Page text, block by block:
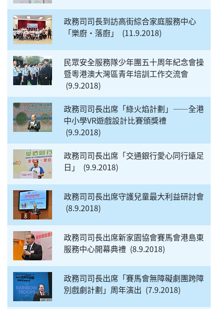
政務司司長到訪高街綜合家庭服務中心
「樂廚‧落廚」
11.9.2018
民眾安全服務隊少年團五十周年紀念會操
暨粵港澳大灣區青年培訓工作交流會
9.9.2018
政務司司長出席「綠火焰計劃」——全港
中小學VR遊戲設計比賽頒獎禮
9.9.2018
政務司司長出席「交通銀行愛心同行遠足
日」
9.9.2018
政務司司長出席守護兒童最大利益研討會
8.9.2018
政務司司長出席新家園協會賽馬會港島東
服務中心開幕典禮 8.9.2018
政務司司長出席「賽馬會無障礙劇團跨障
別戲劇計劃」周年演出 7.9.2018